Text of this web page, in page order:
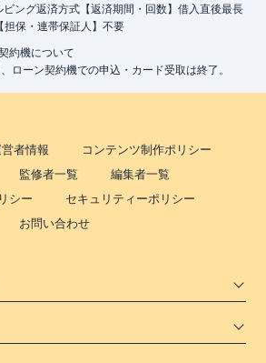
ング返済方式【返済期間・回数】借入直後最長
保・連帯保証人】不要
約機について
ローン契約機での申込・カード受取は終了。
者情報
コンテンツ制作ポリシー
監修者一覧
編集者一覧
シー
セキュリティーポリシー
お問い合わせ